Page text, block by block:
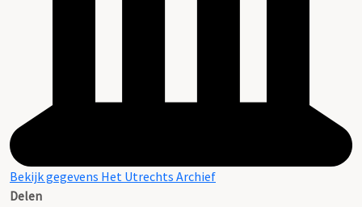
Bekijk gegevens Het Utrechts Archief
Delen